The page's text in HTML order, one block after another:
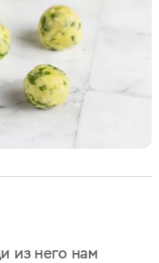
из него нам